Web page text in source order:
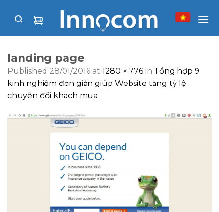
landing page
Published 28/01/2016 at 1280 × 776 in Tổng hợp 9
kinh nghiệm đơn giản giúp Website tăng tỷ lệ
chuyển đổi khách mua